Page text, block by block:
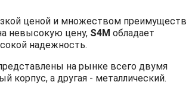
ценой и множеством преимуществ
невысокую цену, S4M обладает
надежность.
на рынке всего двумя
корпус, а другая - металлический.